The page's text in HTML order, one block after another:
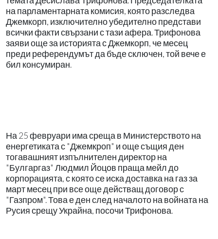
на парламентарната комисия, която разследва
Джемкорп, изключително убедително представи
всички факти свързани с тази афера. Трифонова
заяви още за историята с Джемкорп, че месец
преди референдумът да бъде сключен, той вече е
бил консумиран.
На 25 февруари има среща в Министерството на
енергетиката с "Джемкроп" и още същия ден
тогавашният изпълнителен директор на
"Булгаргаз" Людмил Йоцов праща мейл до
корпорацията, с която се иска доставка на газ за
март месец при все още действащ договор с
"Газпром". Това е ден след началото на войната на
Русия срещу Украйна, посочи Трифонова.